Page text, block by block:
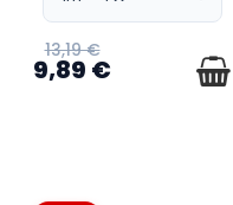
13,19 €
9,89 €